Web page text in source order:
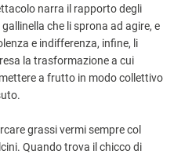
narra il rapporto degli
che li sprona ad agire, e
e indifferenza, infine, li
la trasformazione a cui
a frutto in modo collettivo
grassi vermi sempre col
Quando trova il chicco di